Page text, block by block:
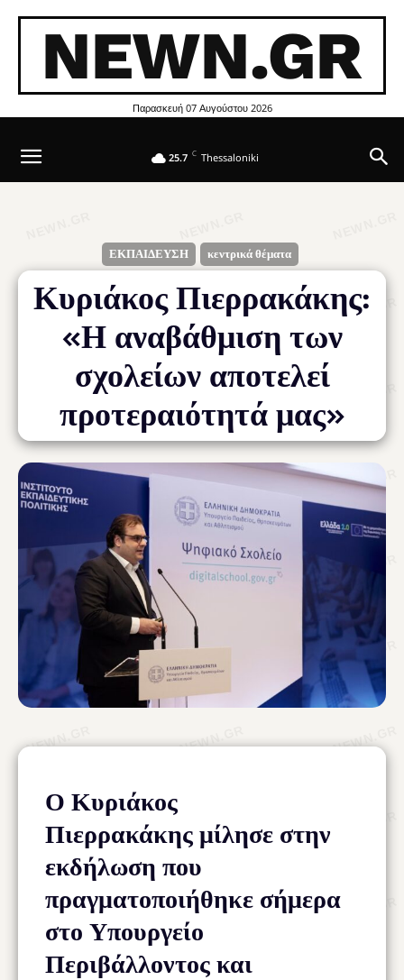
NEWN.GR
Παρασκευή 07 Αυγούστου 2026
25.7 C Thessaloniki
ΕΚΠΑΙΔΕΥΣΗ κεντρικά θέματα
Κυριάκος Πιερρακάκης:
«Η αναβάθμιση των
σχολείων αποτελεί
προτεραιότητά μας»
Ο Κυριάκος
Πιερρακάκης μίλησε στην
εκδήλωση που
πραγματοποιήθηκε σήμερα
στο Υπουργείο
Περιβάλλοντος και